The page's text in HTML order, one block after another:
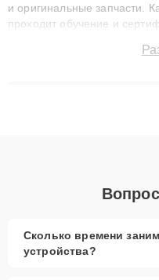
и оригинальные запчасти.
проходит обучение и
сохранением гарантии до
Сколько времени
устройства?